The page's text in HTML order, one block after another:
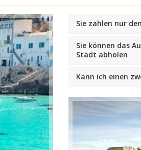
Sie zahlen nur
Sie können das
Stadt abholen
Kann ich einen